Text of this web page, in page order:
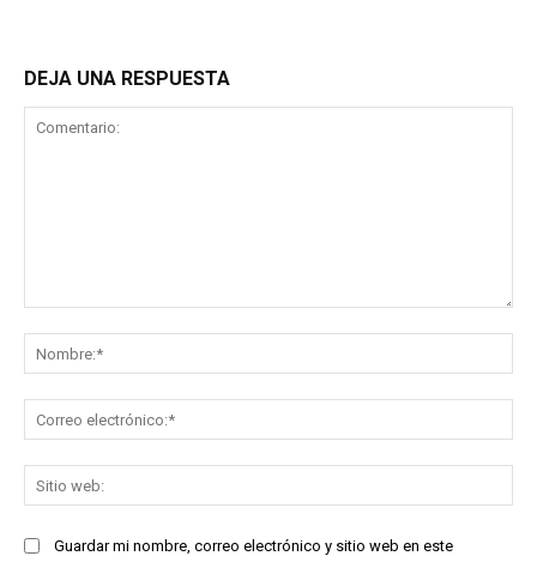
DEJA UNA RESPUESTA
Guardar mi nombre, correo electrónico y sitio web en este